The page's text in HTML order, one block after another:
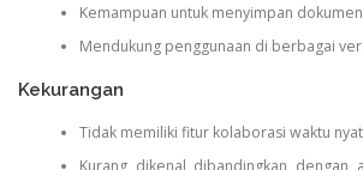
Kemampuan untuk menyimpan
Mendukung penggunaan di berbagai
Kekurangan
Tidak memiliki fitur kolaborasi waktu